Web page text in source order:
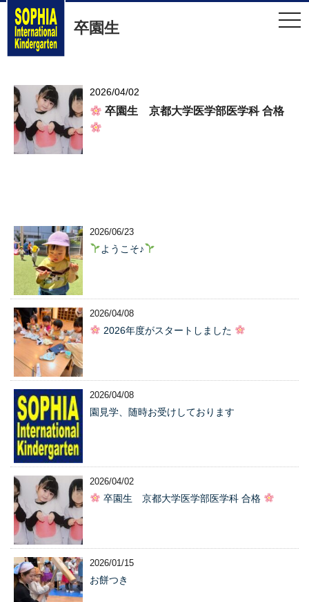
t
o
卒園生
2026/04/02
卒園生 京都大学医学部医学科 合格
2026/06/23
ようこそ♪
2026/04/08
2026年度がスタートしました
2026/04/08
園見学、随時お受けしております
2026/04/02
卒園生 京都大学医学部医学科 合格
2026/01/15
お餅つき